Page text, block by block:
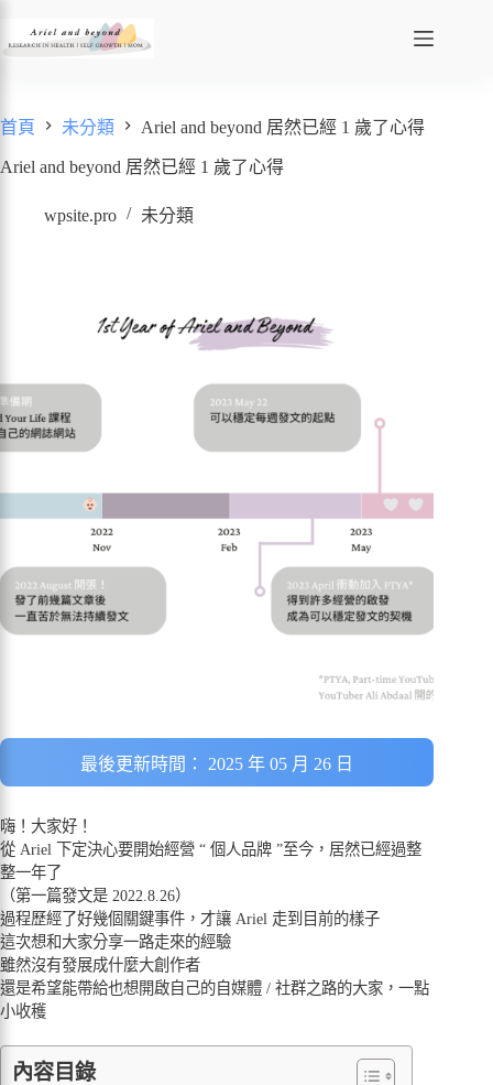
首頁 未分類 Ariel and beyond 居然已經 1 歲了心得
Ariel and beyond 居然已經 1 歲了心得
wpsite.pro 未分類
最後更新時間： 2025 年 05 月 26 日
嗨！大家好！
從 Ariel 下定決心要開始經營 “ 個人品牌 ”至今，居然已經過整
整一年了
（第一篇發文是 2022.8.26）
過程歷經了好幾個關鍵事件，才讓 Ariel 走到目前的樣子
這次想和大家分享一路走來的經驗
雖然沒有發展成什麼大創作者
還是希望能帶給也想開啟自己的自媒體 / 社群之路的大家，一點
小收穫
內容目錄